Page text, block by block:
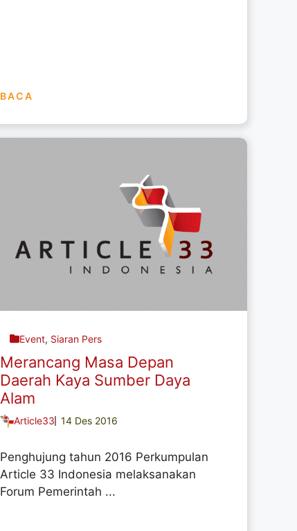
BACA
Event, Siaran Pers
Merancang Masa Depan
Daerah Kaya Sumber Daya
Alam
Article33 14 Des 2016
Penghujung tahun 2016 Perkumpulan
Article 33 Indonesia melaksanakan
Forum Pemerintah ...